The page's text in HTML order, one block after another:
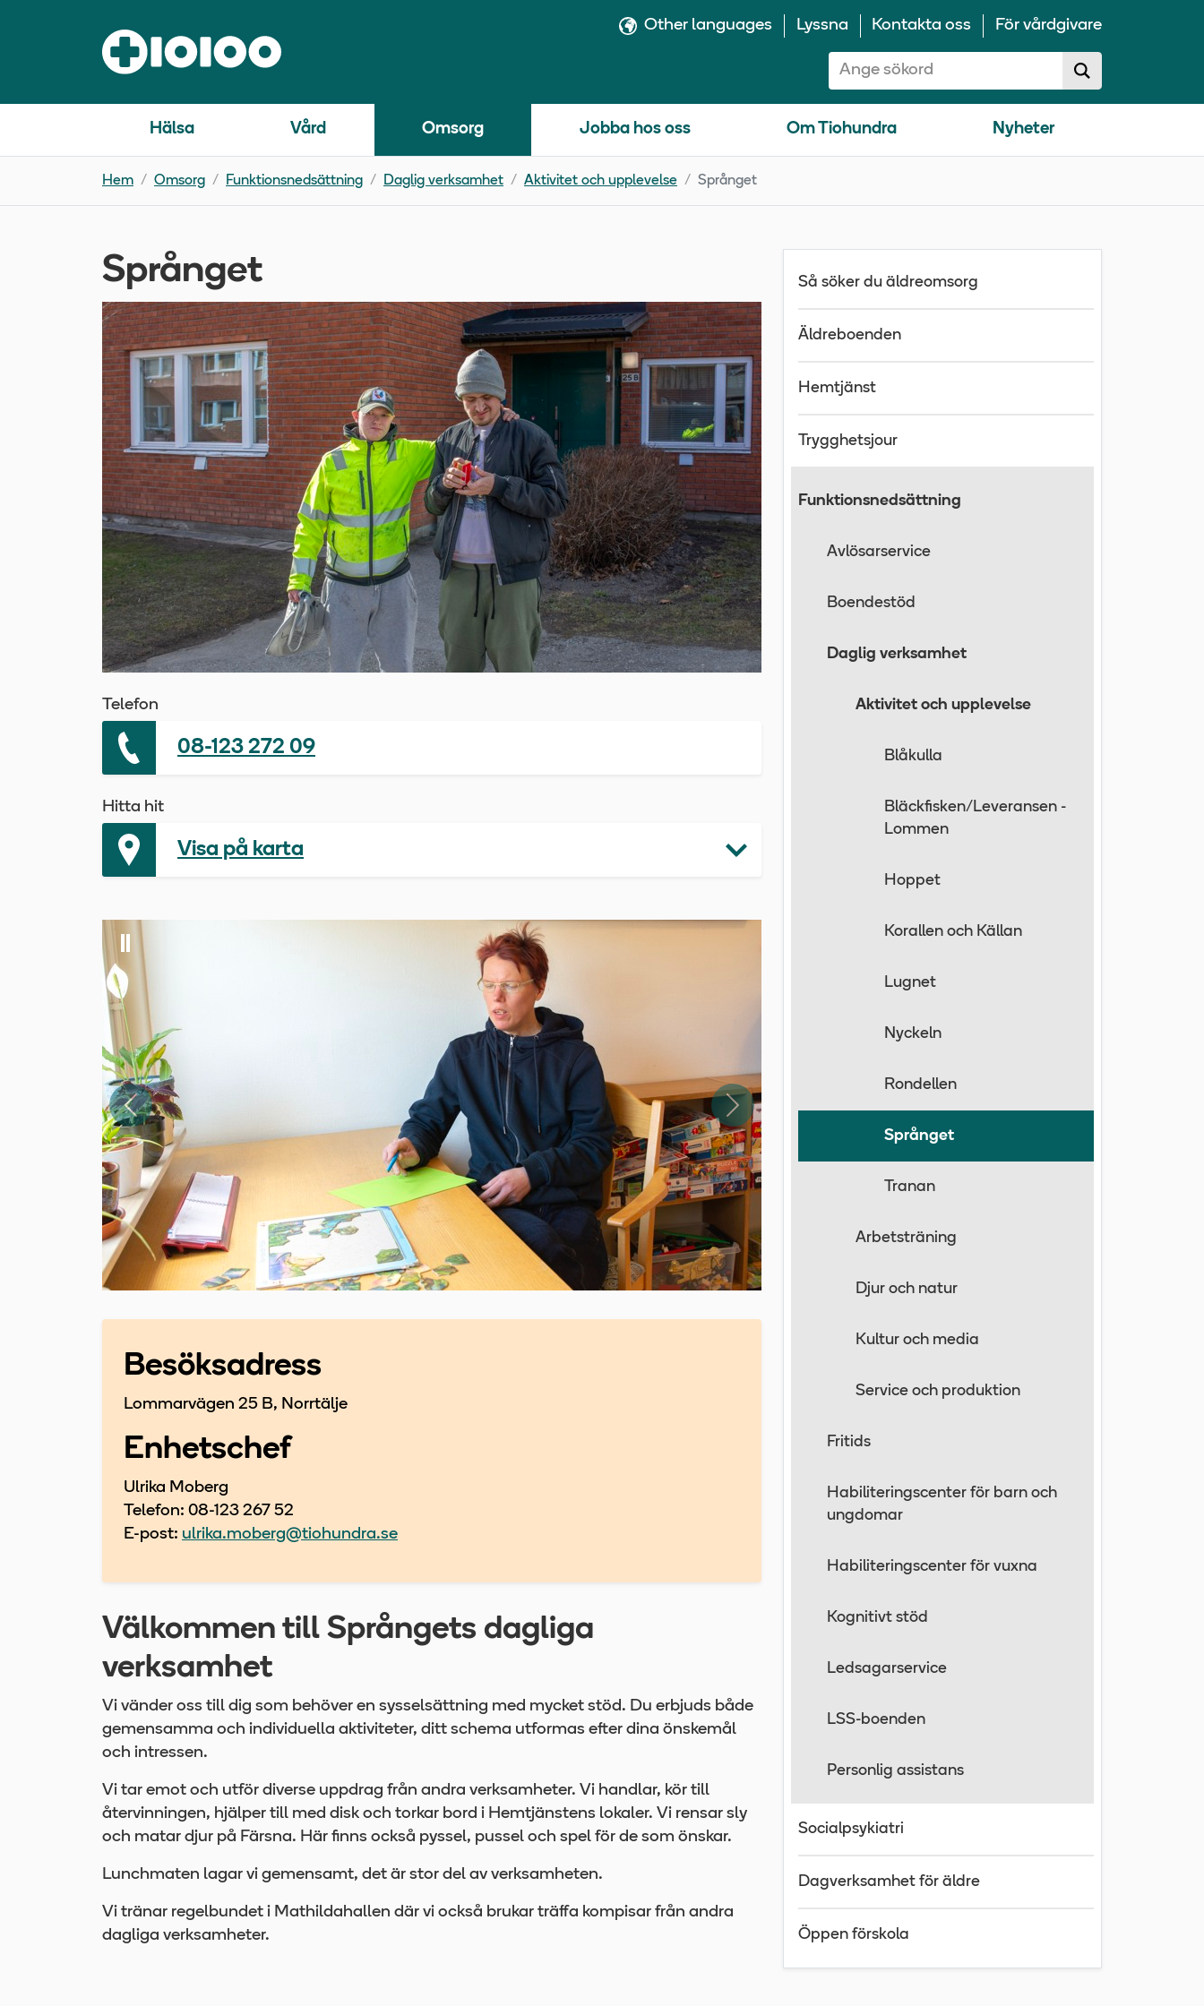
Other languages Lyssna Kontakta oss För vårdgivare
Sök på 10100:
sökförslag
Sök
Hälsa Vård Omsorg Jobba hos oss Om Tiohundra Nyheter
Hem Omsorg Funktionsnedsättning Daglig verksamhet Aktivitet och upplevelse Språnget
Språnget
Telefon
08-123 272 09
Hitta hit
Visa på karta
Föregående Nästa
Besöksadress
Lommarvägen 25 B, Norrtälje
Enhetschef
Ulrika Moberg
Telefon: 08-123 267 52
E-post: ulrika.moberg@tiohundra.se
Välkommen till Språngets dagliga
verksamhet
Vi vänder oss till dig som behöver en sysselsättning med mycket stöd. Du erbjuds både
gemensamma och individuella aktiviteter, ditt schema utformas efter dina önskemål
och intressen.
Vi tar emot och utför diverse uppdrag från andra verksamheter. Vi handlar, kör till
återvinningen, hjälper till med disk och torkar bord i Hemtjänstens lokaler. Vi rensar sly
och matar djur på Färsna. Här finns också pyssel, pussel och spel för de som önskar.
Lunchmaten lagar vi gemensamt, det är stor del av verksamheten.
Vi tränar regelbundet i Mathildahallen där vi också brukar träffa kompisar från andra
dagliga verksamheter.
Så söker du äldreomsorg
Äldreboenden
Hemtjänst
Trygghetsjour
Funktionsnedsättning
Avlösarservice
Boendestöd
Daglig verksamhet
Aktivitet och upplevelse
Blåkulla
Bläckfisken/Leveransen -
Lommen
Hoppet
Korallen och Källan
Lugnet
Nyckeln
Rondellen
Språnget
Tranan
Arbetsträning
Djur och natur
Kultur och media
Service och produktion
Fritids
Habiliteringscenter för barn och
ungdomar
Habiliteringscenter för vuxna
Kognitivt stöd
Ledsagarservice
LSS-boenden
Personlig assistans
Socialpsykiatri
Dagverksamhet för äldre
Öppen förskola